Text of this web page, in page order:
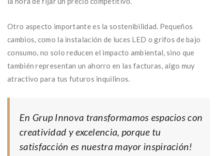
Otro aspecto importante es la sostenibilidad. Pequeños
cambios, como la instalación de luces LED o grifos de bajo
consumo, no solo reducen el impacto ambiental, sino que
también representan un ahorro en las facturas, algo muy
atractivo para tus futuros inquilinos.
En Grup Innova transformamos espacios con
creatividad y excelencia, porque tu
satisfacción es nuestra mayor inspiración!